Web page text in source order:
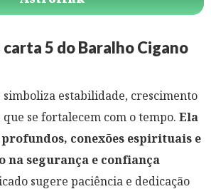
5 do Baralho Cigano
simboliza estabilidade, crescimento
se fortalecem com o tempo. Ela
conexões espirituais e
na segurança e confiança
sugere paciência e dedicação